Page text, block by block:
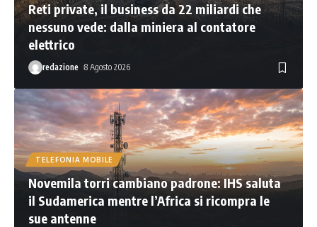
Reti private, il business da 22 miliardi che
nessuno vede: dalla miniera al contatore
elettrico
redazione 8 Agosto 2026
TELEFONIA MOBILE
Novemila torri cambiano padrone: IHS saluta
il Sudamerica mentre l’Africa si ricompra le
sue antenne